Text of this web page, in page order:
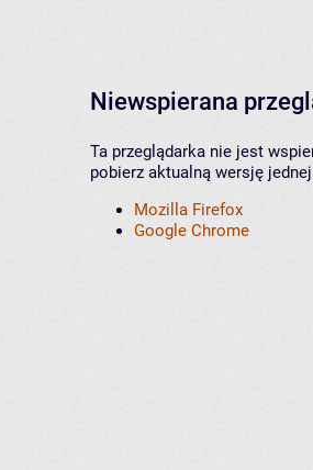
Niewspierana
Ta przeglądarka nie jest
pobierz aktualną wersję
Mozilla Firefox
Google Chrome